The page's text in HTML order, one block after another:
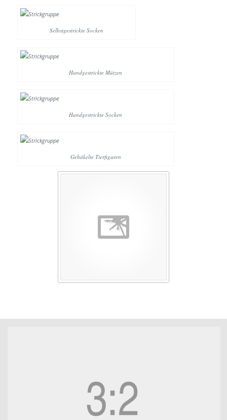
Selbstgestrickte Socken
Handgestrickte Mützen
Handgestrickte Socken
Gehäkelte Tierfiguren